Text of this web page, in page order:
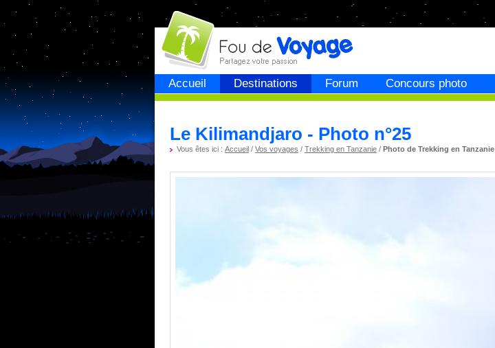
Accueil Destinations Forum Concours photo
Fou devoyage
Le Kilimandjaro - Photo n°25
Vous êtes ici : Accueil/ Vos voyages / Trekking en Tanzanie/ Photo de Trekking en Tanzanie